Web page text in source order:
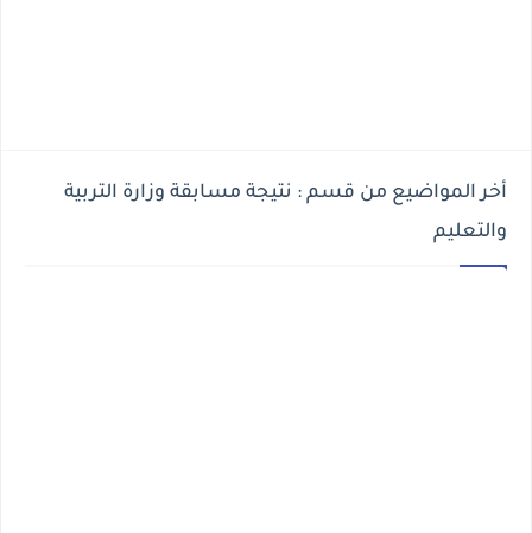
أخر المواضيع من قسم : نتيجة مسابقة وزارة التربية
والتعليم